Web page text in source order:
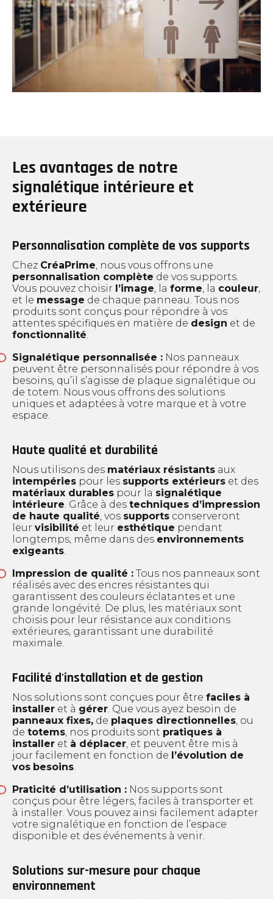
Les avantages de notre
signalétique intérieure et
extérieure
Personnalisation complète de vos supports
Chez CréaPrime, nous vous offrons une
personnalisation complète de vos supports.
Vous pouvez choisir l’image, la forme, la couleur,
et le message de chaque panneau. Tous nos
produits sont conçus pour répondre à vos
attentes spécifiques en matière de design et de
fonctionnalité.
Signalétique personnalisée : Nos panneaux
peuvent être personnalisés pour répondre à vos
besoins, qu’il s’agisse de plaque signalétique ou
de totem. Nous vous offrons des solutions
uniques et adaptées à votre marque et à votre
espace.
Haute qualité et durabilité
Nous utilisons des matériaux résistants aux
intempéries pour les supports extérieurs et des
matériaux durables pour la signalétique
intérieure. Grâce à des techniques d’impression
de haute qualité, vos supports conserveront
leur visibilité et leur esthétique pendant
longtemps, même dans des environnements
exigeants.
Impression de qualité : Tous nos panneaux sont
réalisés avec des encres résistantes qui
garantissent des couleurs éclatantes et une
grande longévité. De plus, les matériaux sont
choisis pour leur résistance aux conditions
extérieures, garantissant une durabilité
maximale.
Facilité d'installation et de gestion
Nos solutions sont conçues pour être faciles à
installer et à gérer. Que vous ayez besoin de
panneaux fixes, de plaques directionnelles, ou
de totems, nos produits sont pratiques à
installer et à déplacer, et peuvent être mis à
jour facilement en fonction de l’évolution de
vos besoins.
Praticité d’utilisation : Nos supports sont
conçus pour être légers, faciles à transporter et
à installer. Vous pouvez ainsi facilement adapter
votre signalétique en fonction de l’espace
disponible et des événements à venir.
Solutions sur-mesure pour chaque
environnement